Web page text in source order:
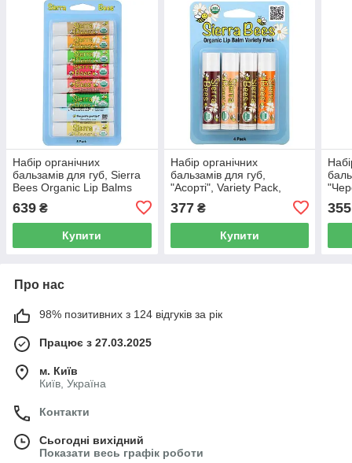
Набір органічних
бальзамів для губ, Sierra
Bees Organic Lip Balms
Combo Pack, 8 в упаковці,
4,25 г кожний
639 ₴
Купити
Набір органічних
бальзамів для губ,
"Асорті", Variety Pack,
Balms, 4 в упаковці, 4,25 г
кожний
377₴
Купити
355
Про нас
98% позитивних з 124 відгуків за рік
Працює з 27.03.2025
м. Київ
Київ, Україна
Контакти
Сьогодні вихідний
Показати весь графік роботи